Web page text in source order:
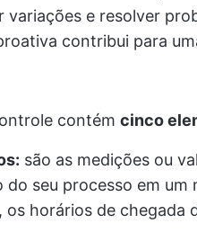
variações e resolver
contribui para
contém cinco
são as medições ou
do seu processo em
os horários de chegada